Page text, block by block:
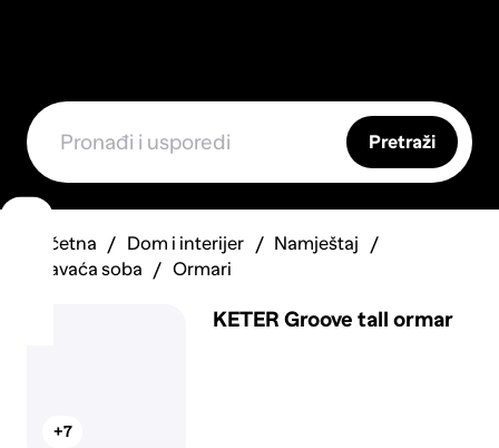
Pretraži
Početna Dom i interijer
Namještaj
Spavaća soba
Ormari
+7
KETER Groove tall ormar